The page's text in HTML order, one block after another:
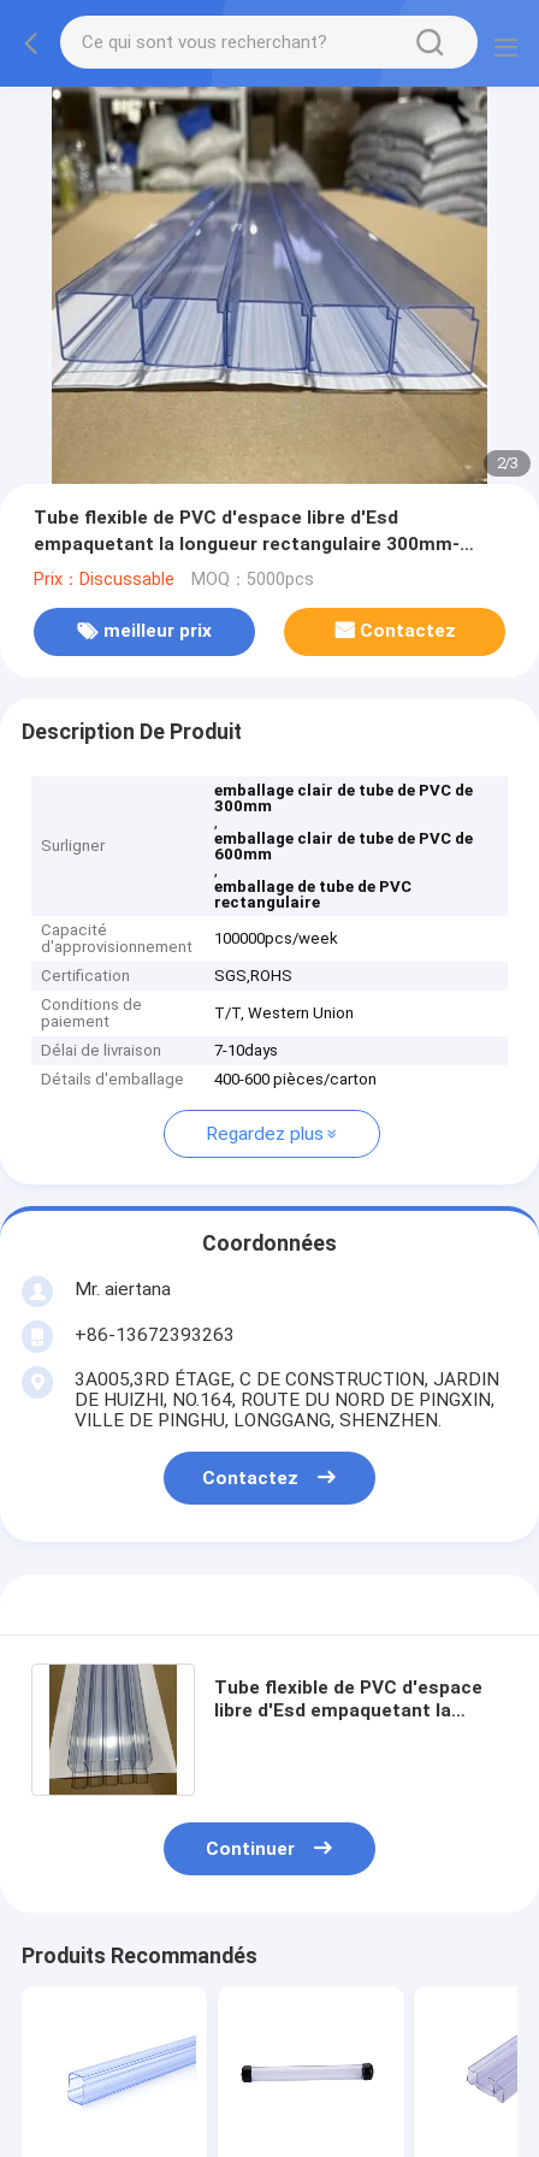
2/3
Tube flexible de PVC d'espace libre d'Esd
empaquetant la longueur rectangulaire 300mm-
600mm
Prix：Discussable MOQ：5000pcs
meilleur prix Contactez
Description De Produit
Surligner
emballage clair de tube de PVC de
300mm
,
emballage clair de tube de PVC de
600mm
,
emballage de tube de PVC
rectangulaire
Capacité
d'approvisionnement
100000pcs/week
Certification
SGS,ROHS
Conditions de
paiement
T/T, Western Union
Délai de livraison
7-10days
Détails d'emballage
400-600 pièces/carton
Regardez plus
Coordonnées
Mr. aiertana
+86-13672393263
3A005,3RD ÉTAGE, C DE CONSTRUCTION, JARDIN
DE HUIZHI, NO.164, ROUTE DU NORD DE PINGXIN,
VILLE DE PINGHU, LONGGANG, SHENZHEN.
Contactez
Tube flexible de PVC d'espace
libre d'Esd empaquetant la
Continuer
Produits Recommandés